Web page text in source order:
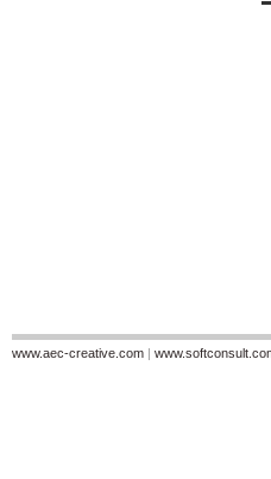
www.aec-creative.com |